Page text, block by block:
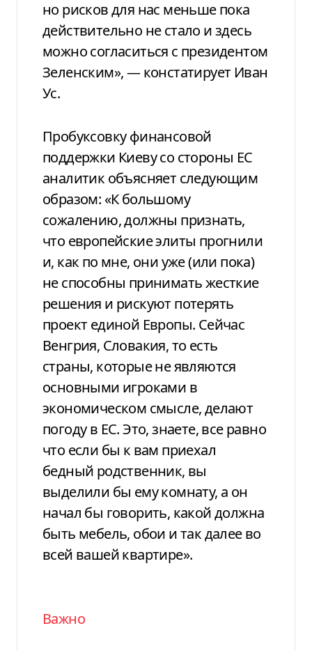
но рисков для нас меньше пока
действительно не стало и здесь
можно согласиться с президентом
Зеленским», — констатирует Иван
Ус.
Пробуксовку финансовой
поддержки Киеву со стороны ЕС
аналитик объясняет следующим
образом: «К большому
сожалению, должны признать,
что европейские элиты прогнили
и, как по мне, они уже (или пока)
не способны принимать жесткие
решения и рискуют потерять
проект единой Европы. Сейчас
Венгрия, Словакия, то есть
страны, которые не являются
основными игроками в
экономическом смысле, делают
погоду в ЕС. Это, знаете, все равно
что если бы к вам приехал
бедный родственник, вы
выделили бы ему комнату, а он
начал бы говорить, какой должна
быть мебель, обои и так далее во
всей вашей квартире».
Важно